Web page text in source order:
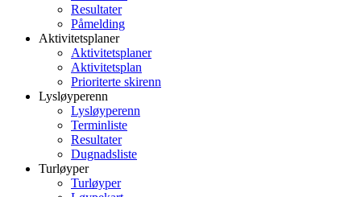
Resultater
Påmelding
Aktivitetsplaner
Aktivitetsplaner
Aktivitetsplan
Prioriterte skirenn
Lysløyperenn
Lysløyperenn
Terminliste
Resultater
Dugnadsliste
Turløyper
Turløyper